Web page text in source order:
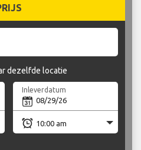
dezelfde locatie
Inleverdatum